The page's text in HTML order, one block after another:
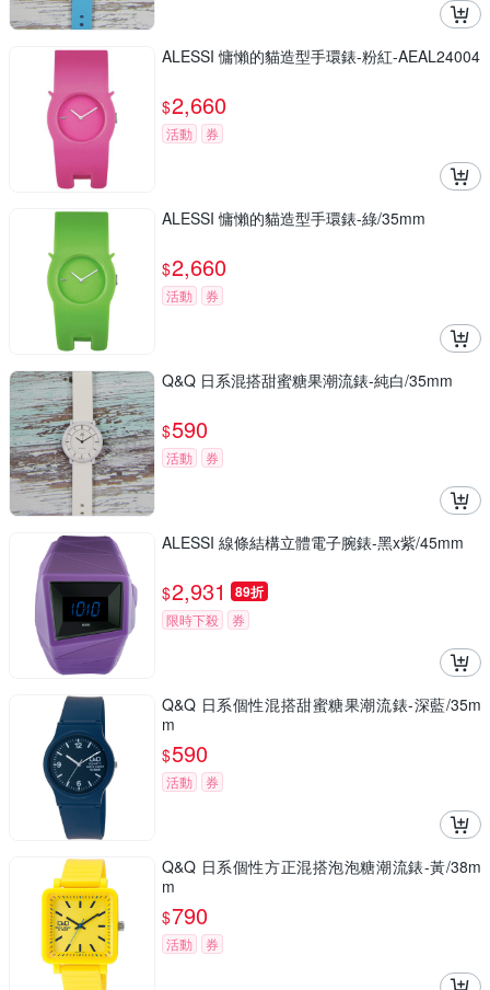
ALESSI 慵懶的貓造型手環錶-粉紅-AEAL24004
$2,660
活動 券
ALESSI 慵懶的貓造型手環錶-綠/35mm
$2,660
活動 券
Q&Q 日系混搭甜蜜糖果潮流錶-純白/35mm
$590
活動 券
ALESSI 線條結構立體電子腕錶-黑x紫/45mm
$2,931 89折
限時下殺 券
Q&Q 日系個性混搭甜蜜糖果潮流錶-深藍/35m
m
$590
活動 券
Q&Q 日系個性方正混搭泡泡糖潮流錶-黃/38m
m
$790
活動 券